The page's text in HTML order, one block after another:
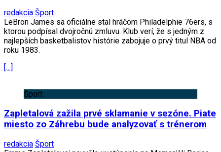
redakcia Šport
LeBron James sa oficiálne stal hráčom Philadelphie 76ers, s
ktorou podpísal dvojročnú zmluvu. Klub verí, že s jedným z
najlepších basketbalistov histórie zabojuje o prvý titul NBA od
roku 1983.
[…]
Šport
Zapletalová zažila prvé sklamanie v sezóne. Piate
miesto zo Záhrebu bude analyzovať s trénerom
redakcia Šport